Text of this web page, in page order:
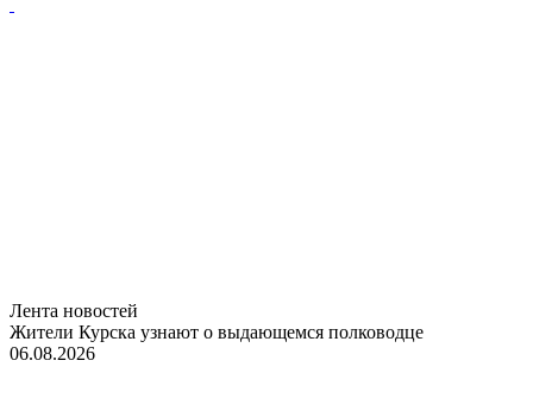
Лента новостей
Жители Курска узнают о выдающемся полководце
06.08.2026